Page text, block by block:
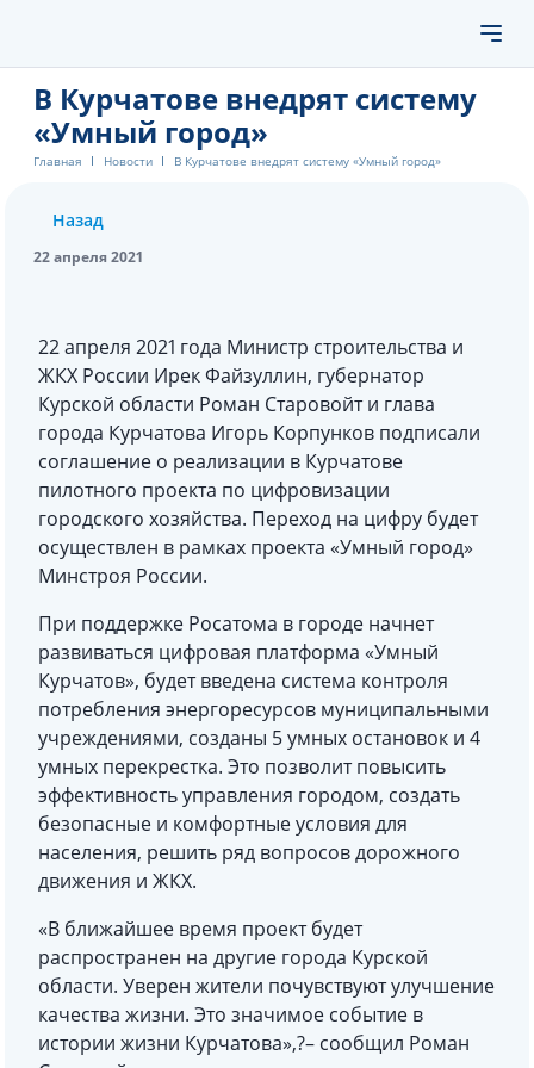
В Курчатове внедрят систему
«Умный город»
Главная Новости В Курчатове внедрят систему «Умный город»
Назад
22 апреля 2021
22 апреля 2021 года Министр строительства и
ЖКХ России Ирек Файзуллин, губернатор
Курской области Роман Старовойт и глава
города Курчатова Игорь Корпунков подписали
соглашение о реализации в Курчатове
пилотного проекта по цифровизации
городского хозяйства. Переход на цифру будет
осуществлен в рамках проекта «Умный город»
Минстроя России.
При поддержке Росатома в городе начнет
развиваться цифровая платформа «Умный
Курчатов», будет введена система контроля
потребления энергоресурсов муниципальными
учреждениями, созданы 5 умных остановок и 4
умных перекрестка. Это позволит повысить
эффективность управления городом, создать
безопасные и комфортные условия для
населения, решить ряд вопросов дорожного
движения и ЖКХ.
«В ближайшее время проект будет
распространен на другие города Курской
области. Уверен жители почувствуют улучшение
качества жизни. Это значимое событие в
истории жизни Курчатова»,?– сообщил Роман